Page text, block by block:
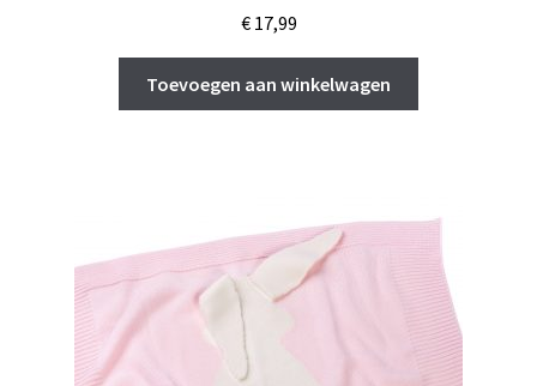
€17,99
Toevoegen aan winkelwagen